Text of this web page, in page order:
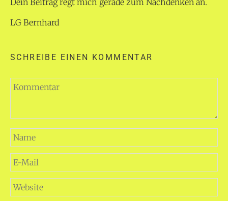
LG Bernhard
SCHREIBE EINEN KOMMENTAR